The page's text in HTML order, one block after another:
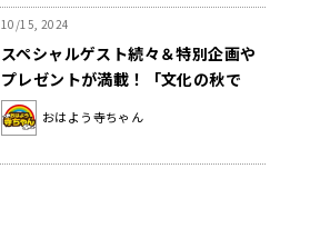
10/15, 2024
スペシャルゲスト続々＆特別企画や
プレゼントが満載！「文化の秋で
す！文化放送スペシャルウィーク」
10/21(月)から開催
おはよう寺ちゃん